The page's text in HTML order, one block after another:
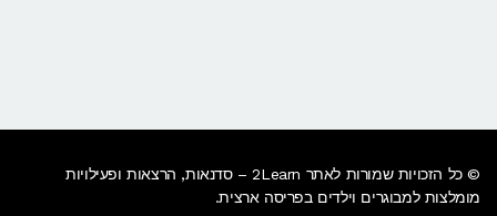
© כל הזכויות שמורות לאתר 2Learn – סדנאות, הרצאות ופעילויות
מומלצות למבוגרים וילדים בפריסה ארצית.